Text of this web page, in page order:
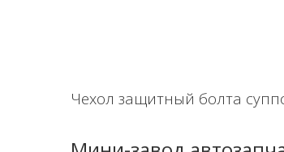
Чехол защитный болта